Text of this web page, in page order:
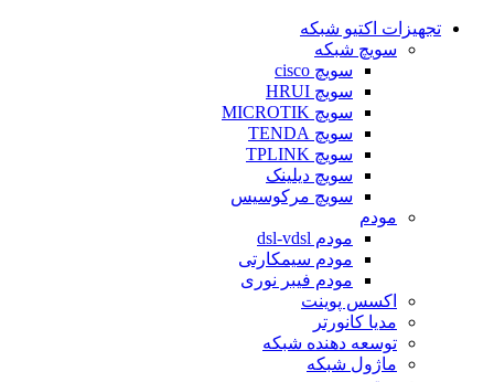
تجهیزات اکتیو شبکه
سویچ شبکه
سویچ cisco
سویچ HRUI
سویچ MICROTIK
سویچ TENDA
سویچ TPLINK
سویچ دیلینک
سویچ مرکوسیس
مودم
مودم dsl-vdsl
مودم سیمکارتی
مودم فیبر نوری
اکسس پوینت
مدیا کانورتر
توسعه دهنده شبکه
ماژول شبکه